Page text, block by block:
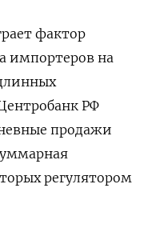
фактор
импортеров на
РФ
продажи
регулятором